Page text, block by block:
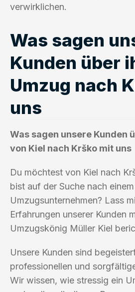
verwirklichen.
Was sagen
Kunden über
Umzug nach
uns
Was sagen unsere Kunden
von Kiel nach Krško mit uns
Du möchtest von Kiel nach
bist auf der Suche nach
Umzugsunternehmen? Lass
Erfahrungen unserer Kunden
Umzugskönig Müller Kiel
Unsere Kunden sind
professionellen und
Wir wissen, wie stressig ein